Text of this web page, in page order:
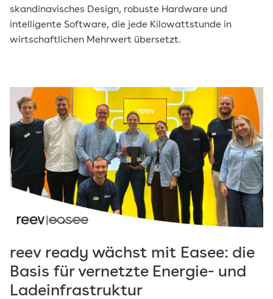
skandinavisches Design, robuste Hardware und
intelligente Software, die jede Kilowattstunde in
wirtschaftlichen Mehrwert übersetzt.
reev ready wächst mit Easee: die
Basis für vernetzte Energie- und
Ladeinfrastruktur